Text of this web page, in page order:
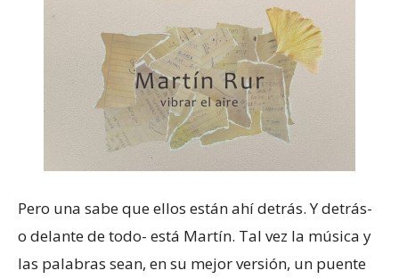
Pero una sabe que ellos están ahí detrás. Y detrás-
o delante de todo- está Martín. Tal vez la música y
las palabras sean, en su mejor versión, un puente